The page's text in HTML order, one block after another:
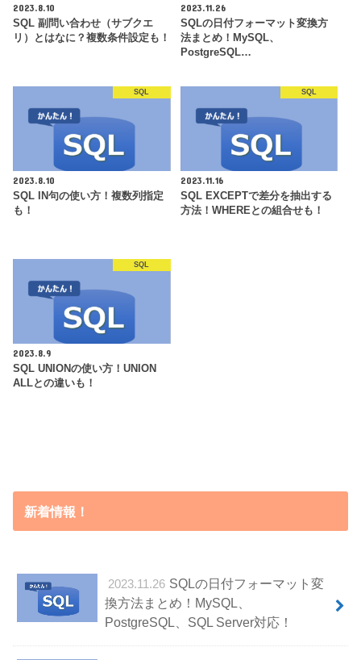
2023.8.10
SQL 副問い合わせ（サブクエ
リ）とはなに？複数条件設定も！
2023.11.26
SQLの日付フォーマット変換方
法まとめ！MySQL、
PostgreSQL…
SQL
2023.8.10
SQL IN句の使い方！複数列指定
も！
SQL
2023.11.16
SQL EXCEPTで差分を抽出する
方法！WHEREとの組合せも！
SQL
2023.8.9
SQL UNIONの使い方！UNION
ALLとの違いも！
新着情報！
2023.11.26 SQLの日付フォーマット変
換方法まとめ！MySQL、
PostgreSQL、SQL Server対応！